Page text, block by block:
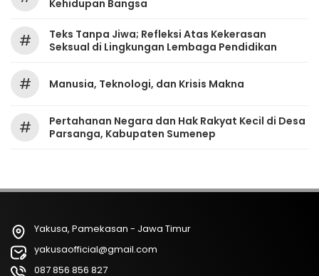
Kehidupan Bangsa
#
Teks Tanpa Jiwa; Refleksi Atas Kekerasan
Seksual di Lingkungan Lembaga Pendidikan
# Manusia, Teknologi, dan Krisis Makna
#
Pertahanan Negara dan Hak Rakyat Kecil di Desa
Parsanga, Kabupaten Sumenep
Yakusa, Pamekasan - Jawa Timur
yakusaofficial@gmail.com
087 856 856 827